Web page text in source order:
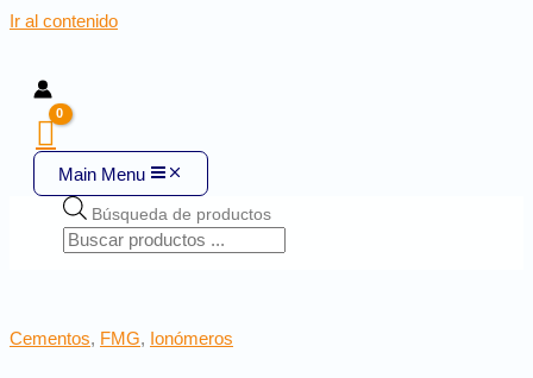
Ir al contenido
Main Menu
Búsqueda de productos
Cementos, FMG, Ionómeros